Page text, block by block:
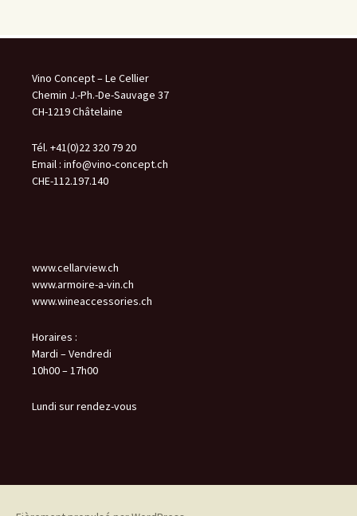
Vino Concept – Le Cellier
Chemin J.-Ph.-De-Sauvage 37
CH-1219 Châtelaine
Tél. +41(0)22 320 79 20
Email : info@vino-concept.ch
CHE-112.197.140
www.cellarview.ch
www.armoire-a-vin.ch
www.wineaccessories.ch
Horaires :
Mardi – Vendredi
10h00 – 17h00
Lundi sur rendez-vous